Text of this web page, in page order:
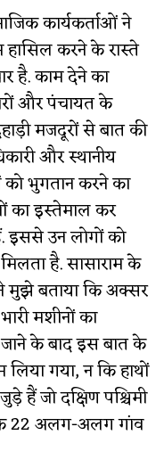
कार्यकर्ताओं ने
करने के रास्ते
है. काम देने का
और पंचायत के
मजदूरों से बात की
और स्थानीय
को भुगतान करने का
का इस्तेमाल कर
इससे उन लोगों को
है. सासाराम के
मुझे बताया कि अक्सर
मशीनों का
के बाद इस बात के
गया, न कि हाथों
हैं जो दक्षिण पश्चिमी
के 22 अलग-अलग गांव